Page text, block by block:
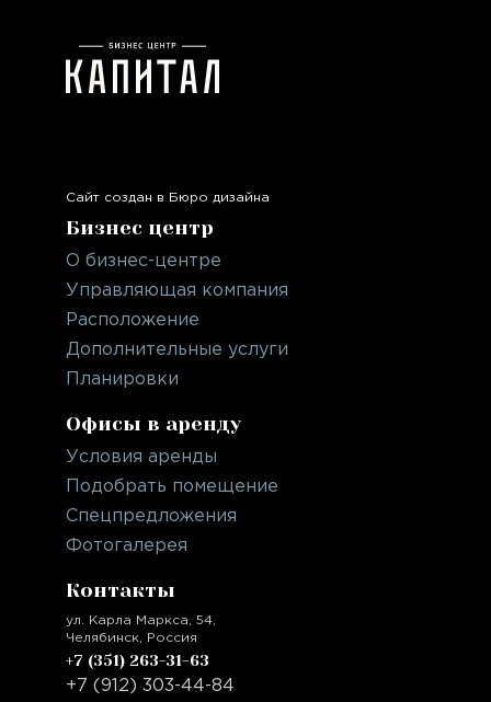
Сайт создан в Бюро дизайна
Бизнес центр
О бизнес-центре
Управляющая компания
Расположение
Дополнительные услуги
Планировки
Офисы в аренду
Условия аренды
Подобрать помещение
Спецпредложения
Фотогалерея
Контакты
ул. Карла Маркса, 54,
Челябинск, Россия
+7 (351) 263-31-63
‭‭‭‭‭+7 (912) 303-44-84‬‬